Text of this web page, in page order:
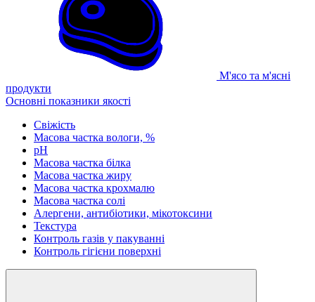
М'ясо та м'ясні
продукти
Основні показники якості
Свіжість
Масова частка вологи, %
рН
Масова частка білка
Масова частка жиру
Масова частка крохмалю
Масова частка солі
Алергени, антибіотики, мікотоксини
Текстура
Контроль газів у пакуванні
Контроль гігієни поверхні